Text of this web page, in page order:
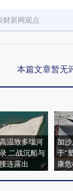
财新网观点
本篇文章暂无
温致多瑙河
二战沉船与
连露出
加
于“
康